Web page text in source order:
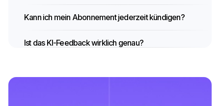
Kann ich mein Abonnement jederzeit kündigen?
Ist das KI-Feedback wirklich genau?